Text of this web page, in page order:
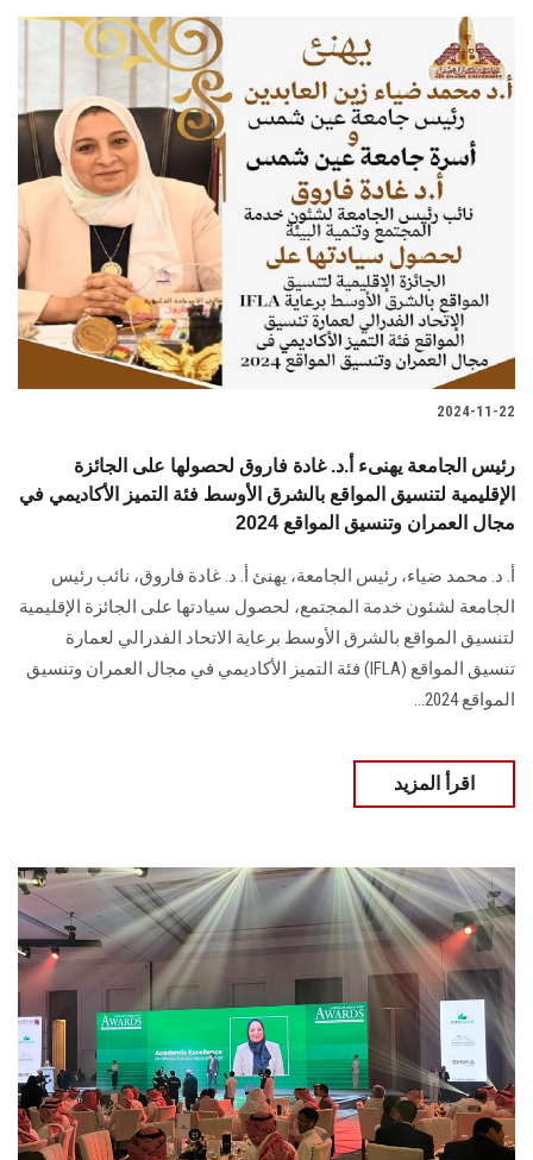
2024-11-22
رئيس الجامعة يهنىء أ.د. غادة فاروق لحصولها على الجائزة
الإقليمية لتنسيق المواقع بالشرق الأوسط فئة التميز الأكاديمي في
مجال العمران وتنسيق المواقع 2024
أ. د. محمد ضياء، رئيس الجامعة، يهنئ أ. د. غادة فاروق، نائب رئيس
الجامعة لشئون خدمة المجتمع، لحصول سيادتها على الجائزة الإقليمية
لتنسيق المواقع بالشرق الأوسط برعاية الاتحاد الفدرالي لعمارة
تنسيق المواقع (IFLA) فئة التميز الأكاديمي في مجال العمران وتنسيق
المواقع 2024...
اقرأ المزيد